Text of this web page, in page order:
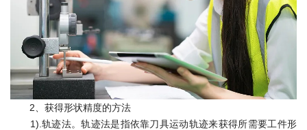
2、获得形状精度的方法
1).轨迹法。轨迹法是指依靠刀具运动轨迹来获得所需要工件形